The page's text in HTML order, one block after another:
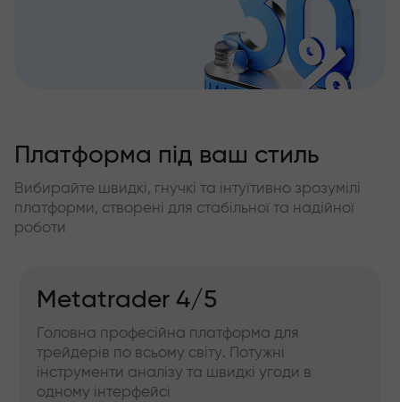
Платформа під ваш стиль
Вибирайте швидкі, гнучкі та інтуїтивно зрозумілі
платформи, створені для стабільної та надійної
роботи
Metatrader 4/5
Головна професійна платформа для
трейдерів по всьому світу. Потужні
інструменти аналізу та швидкі угоди в
одному інтерфейсі